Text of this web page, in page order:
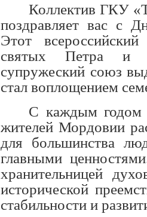
Коллектив ГКУ
поздравляет вас с
Этот
святых Петра и
супружеский союз
стал воплощением
С каждым годом
жителей Мордовии
для большинства
главными
хранительницей
исторической
стабильности и